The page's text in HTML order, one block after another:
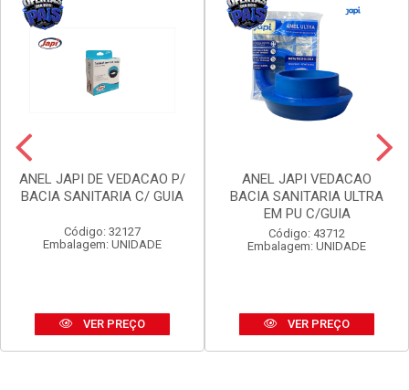
ANEL JAPI DE VEDACAO P/
BACIA SANITARIA C/ GUIA
Código: 32127
Embalagem: UNIDADE
VER PREÇO
ANEL JAPI VEDACAO
BACIA SANITARIA ULTRA
EM PU C/GUIA
Código: 43712
Embalagem: UNIDADE
VER PREÇO